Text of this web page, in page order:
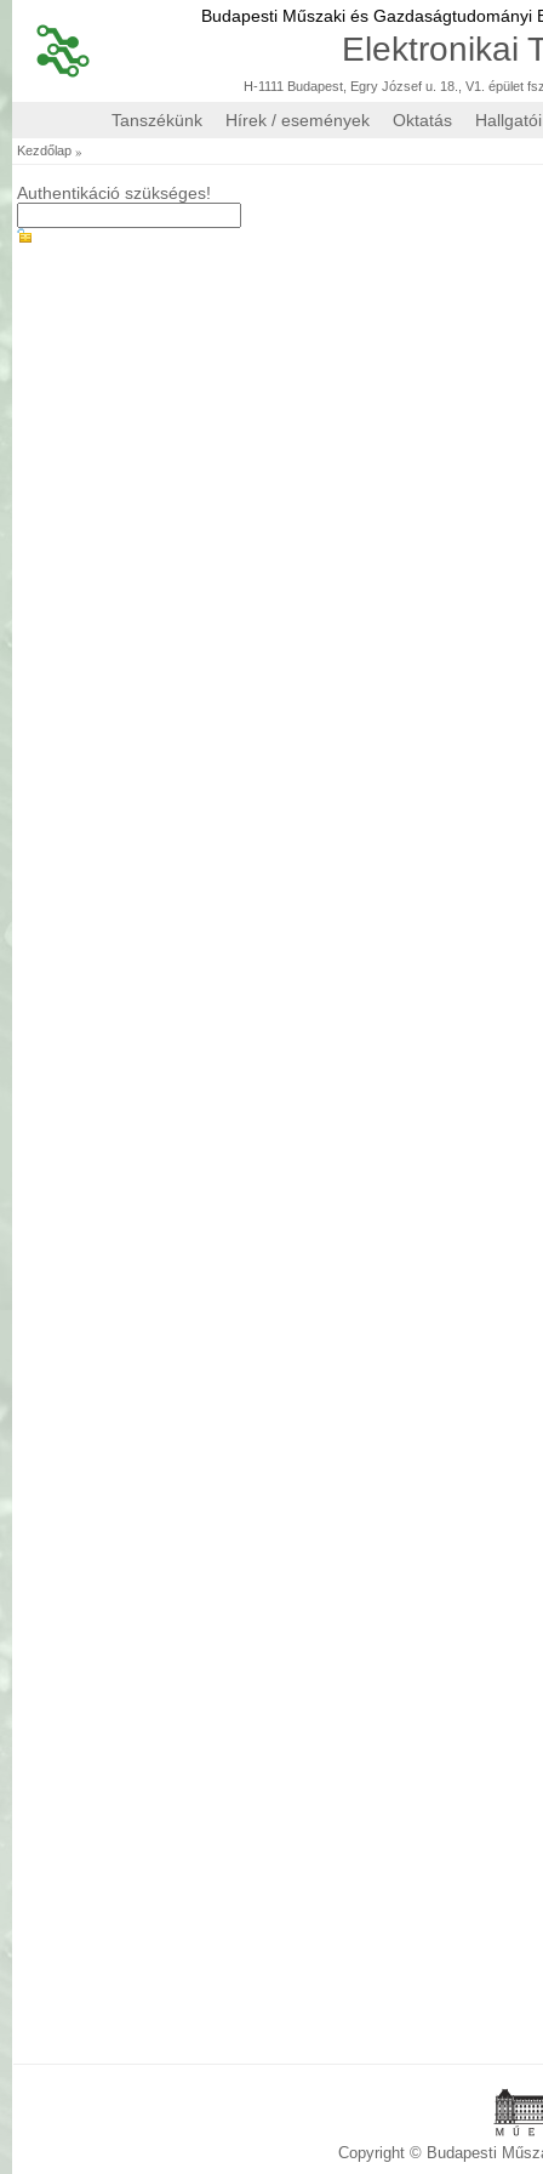
Budapesti Műszaki és Gazdaságtudományi
Elektronikai
H-1111 Budapest, Egry József u. 18., V1. épület
Tanszékünk Hírek / események Oktatás
Kezdőlap »
Authentikáció szükséges!
Copyright © Budapesti